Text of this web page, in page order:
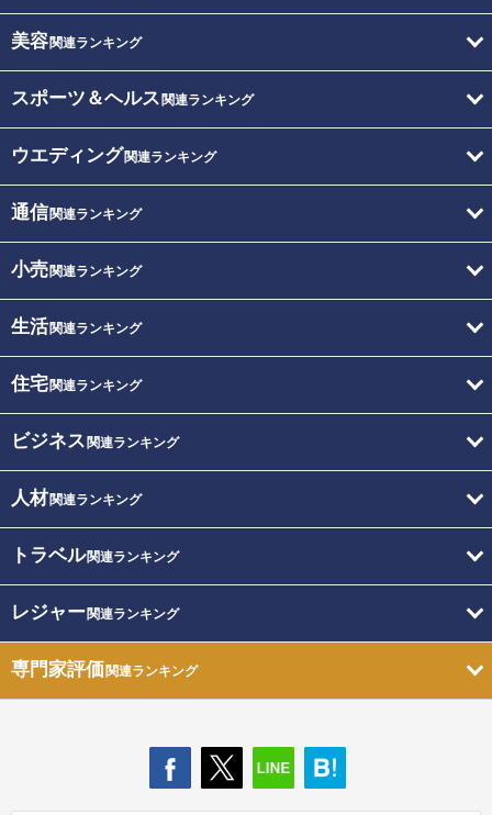
美容関連ランキング
スポーツ＆ヘルス 関連ランキング
ウエディング関連ランキング
通信関連ランキング
小売関連ランキング
生活関連ランキング
住宅関連ランキング
ビジネス 関連ランキング
人材関連ランキング
トラベル関連ランキング
レジャー関連ランキング
専門家評価関連ランキング